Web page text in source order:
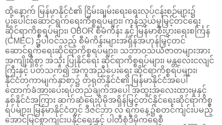
ထို့နောက် မြန်မာနိုင်ငံ၏ ငြိမ်းချမ်းရေးရေးလုပ်ငန်းစဉ်များ၌
ပူးပေါင်းဆောင်ရွက်ရေးကိစ္စရပ်များ၊ ကုန်သွယ်မှုမြှင့်တင်ရေး
ဆိုင်ရာကိစ္စရပ်များ၊ OBOR စီမံကိန်း နှင့် မြန်မာစီးပွားရေးစင်္ကြန်
(CMEC) ၌ပါဝင်သည့် စီမံကိန်းများအရှိန်အဟုန်မြှင့်တင်
ဆောင်ရွက်ရေးဆိုင်ရာကိစ္စရပ်များ၊ သဘာဝသယံဇာတများအား
အကျိုးရှိစွာ အသုံး ပြုနိုင်ရေး ဆိုင်ရာကိစ္စရပ်များ၊ မန္တလေးငလျင်
ကြီးနှင့် ပတ်သက်၍ အကူအညီပေးရေး ဆိုင်ရာကိစ္စရပ်များ၊
နိုင်ငံတကာမျက်နှာစာ၌ တရုတ်နိုင်ငံ၏ မြန်မာနိုင်ငံအပေါ်
ထောက်ခံအားပေးရပ်တည်ချက်အပေါ် အထူးအလေးထားမှုနှင့်
နှစ်နိုင်ငံအကြား ဆက်ဆံရေးပိုမိုအရှိန်မြှင့်တင်နိုင်ရေးဆိုင်ရာကိစ္စ
ရပ်များ၊ မြန်မာနိုင်ငံတွင် ဒီဇင်ဘာ လ ရက်နေ့၌စတင်ကျင်းပမည့်
အောင်မြင်စွာကျင်းပနိုင်ရေးနှင့် ပါတီစုံဒီမိုကရေစီ